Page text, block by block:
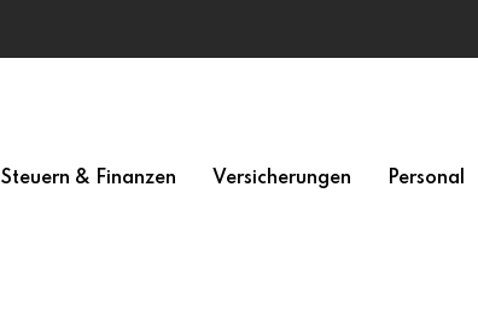
Steuern & Finanzen Versicherungen Personal